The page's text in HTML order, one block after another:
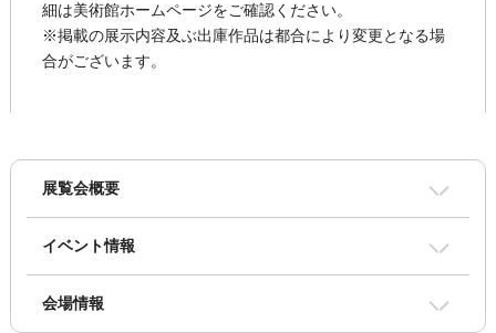
細は美術館ホームページをご確認ください。
※掲載の展示内容及ぶ出庫作品は都合により変更となる場
合がございます。
展覧会概要
イベント情報
会場情報